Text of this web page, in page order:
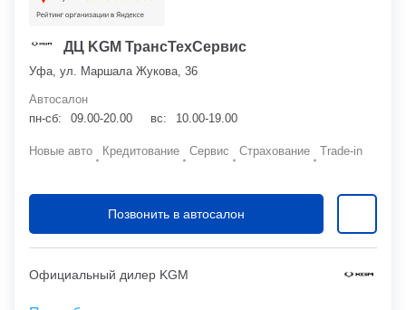
ДЦ KGM ТрансТехСервис
Уфа, ул. Маршала Жукова, 36
Автосалон
пн-сб:
09.00-20.00 вс: 10.00-19.00
Новые авто Кредитование Сервис Страхование Trade-in
Позвонить в автосалон
Официальный дилер KGM